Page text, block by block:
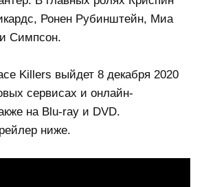
Ронен Рубинштейн, Миа
Симпсон.
Killers выйдет 8 декабря 2020
сервисах и онлайн-
на Blu-ray и DVD.
ниже.